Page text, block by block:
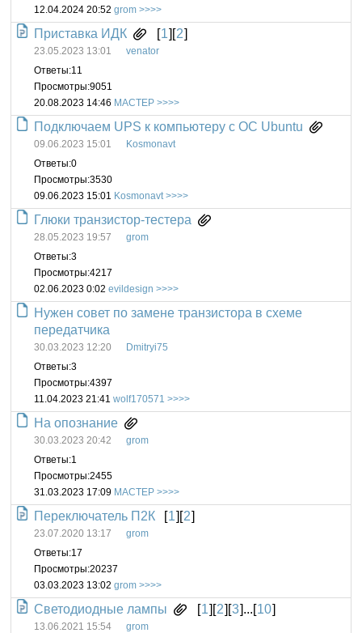
12.04.2024 20:52 grom
Приставка ИДК [1][2]
23.05.2023 13:01
venator
Ответы:11
Просмотры:9051
20.08.2023 14:46 MACTEP
Подключаем UPS к компьютеру с ОС Ubuntu
09.06.2023 15:01
Kosmonavt
Ответы:0
Просмотры:3530
09.06.2023 15:01 Kosmonavt
Глюки транзистор-тестера
28.05.2023 19:57
grom
Ответы:3
Просмотры:4217
02.06.2023 0:02 evildesign
Нужен совет по замене транзистора в схеме
передатчика
30.03.2023 12:20
Dmitryi75
Ответы:3
Просмотры:4397
11.04.2023 21:41 wolf170571
На опознание
30.03.2023 20:42
grom
Ответы:1
Просмотры:2455
31.03.2023 17:09 MACTEP
Переключатель П2К [1][2]
23.07.2020 13:17
grom
Ответы:17
Просмотры:20237
03.03.2023 13:02 grom
Светодиодные лампы [1][2][3]...[10]
13.06.2021 15:54
grom